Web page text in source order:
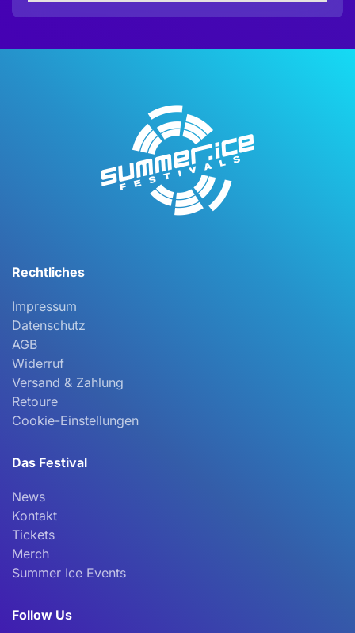
Rechtliches
Impressum
Datenschutz
AGB
Widerruf
Versand & Zahlung
Retoure
Cookie-Einstellungen
Das Festival
News
Kontakt
Tickets
Merch
Summer Ice Events
Follow Us